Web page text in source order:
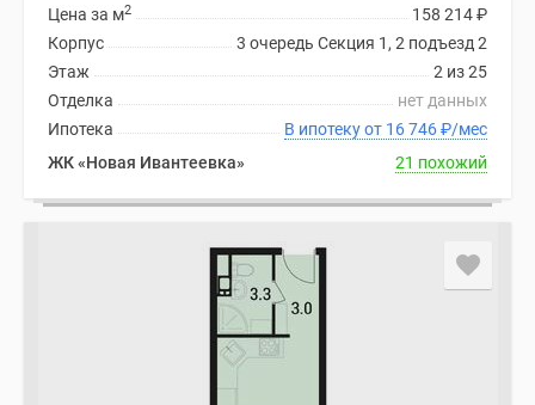
158 214₽
Цена за м2
3 очередь Секция 1, 2 подъезд 2
Корпус
2 из 25
Этаж
нет данных
Отделка
В ипотеку от 16 746₽/мес
Ипотека
ЖК «Новая Ивантеевка»
21 похожий